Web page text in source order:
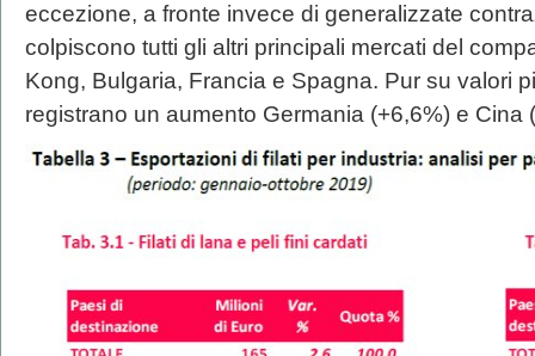
eccezione, a fronte invece di generalizzate
colpiscono tutti gli altri principali mercati del
Kong, Bulgaria, Francia e Spagna. Pur su valori
registrano un aumento Germania (+6,6%) e Cina